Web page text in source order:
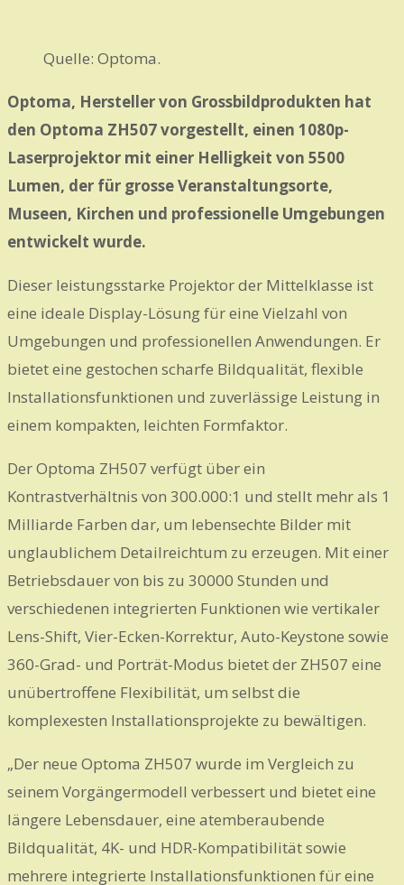
Quelle: Optoma.
Optoma, Hersteller von Grossbildprodukten hat
den Optoma ZH507 vorgestellt, einen 1080p-
Laserprojektor mit einer Helligkeit von 5500
Lumen, der für grosse Veranstaltungsorte,
Museen, Kirchen und professionelle Umgebungen
entwickelt wurde.
Dieser leistungsstarke Projektor der Mittelklasse ist
eine ideale Display-Lösung für eine Vielzahl von
Umgebungen und professionellen Anwendungen. Er
bietet eine gestochen scharfe Bildqualität, flexible
Installationsfunktionen und zuverlässige Leistung in
einem kompakten, leichten Formfaktor.
Der Optoma ZH507 verfügt über ein
Kontrastverhältnis von 300.000:1 und stellt mehr als 1
Milliarde Farben dar, um lebensechte Bilder mit
unglaublichem Detailreichtum zu erzeugen. Mit einer
Betriebsdauer von bis zu 30000 Stunden und
verschiedenen integrierten Funktionen wie vertikaler
Lens-Shift, Vier-Ecken-Korrektur, Auto-Keystone sowie
360-Grad- und Porträt-Modus bietet der ZH507 eine
unübertroffene Flexibilität, um selbst die
komplexesten Installationsprojekte zu bewältigen.
„Der neue Optoma ZH507 wurde im Vergleich zu
seinem Vorgängermodell verbessert und bietet eine
längere Lebensdauer, eine atemberaubende
Bildqualität, 4K- und HDR-Kompatibilität sowie
mehrere integrierte Installationsfunktionen für eine